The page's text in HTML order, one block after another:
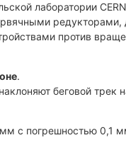
лаборатории
против
.
беговой
с погрешностью 0,1